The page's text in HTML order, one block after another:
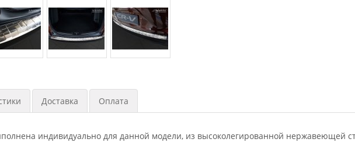
Доставка Оплата
индивидуально для данной модели, из высоколегированной нержавеющей